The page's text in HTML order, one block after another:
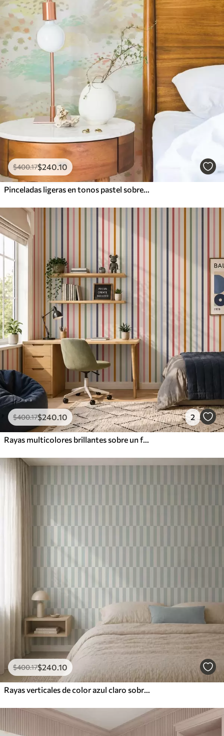
$400.17$240.10
Pinceladas ligeras en tonos pastel sobre un fondo casi blanco
$400.17$240.10 2
Rayas multicolores brillantes sobre un fondo claro
$400.17$240.10
Rayas verticales de color azul claro sobre un fondo claro